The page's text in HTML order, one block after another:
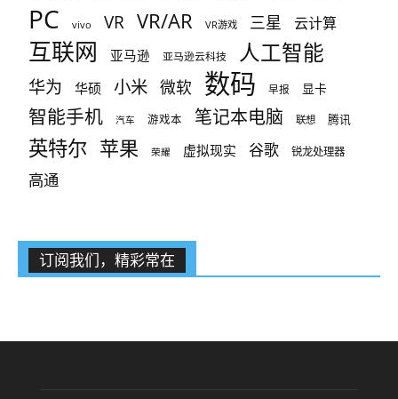
PC vivo VR VR/AR VR游戏 三星 云计算
互联网 亚马逊 亚马逊云科技 人工智能
华为 华硕 小米 微软 数码 早报 显卡
智能手机 汽车 游戏本 笔记本电脑 联想 腾讯
英特尔 苹果 荣耀 虚拟现实 谷歌 锐龙处理器
高通
订阅我们，精彩常在